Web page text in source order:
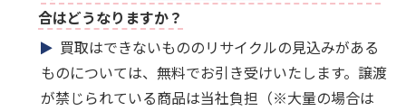
合はどうなりますか？
買取はできないもののリサイクルの見込みがある
ものについては、無料でお引き受けいたします。譲渡
が禁じられている商品は当社負担（※大量の場合は